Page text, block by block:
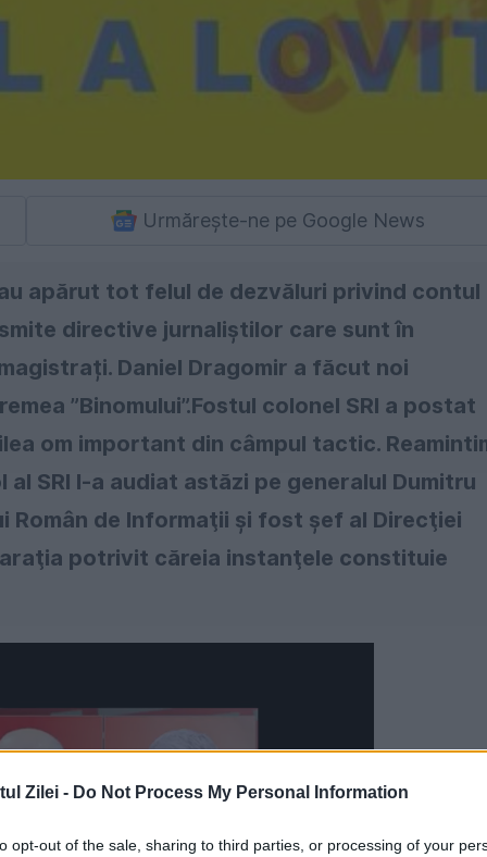
Zilei - Do Not Process My Personal Information
opt-out of the sale, sharing to third parties, or processing of your
Urmărește-ne pe Google News
apărut tot felul de dezvăluri privind contul
directive jurnaliștilor care sunt în
Daniel Dragomir a făcut noi
”Binomului”.Fostul colonel SRI a postat
om important din câmpul tactic.
SRI l-a audiat astăzi pe generalul Dumitru
Român de Informaţii şi fost şef al Direcţiei
potrivit căreia instanţele constituie